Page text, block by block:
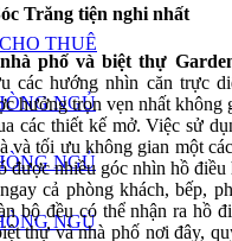
THUÊ
NGỦ
NGỦ
NGỦ
Trăng tiện nghi nhất
phố và biệt thự
các hướng nhìn căn trực
hưởng trọn vẹn nhất không
các thiết kế mở. Việc sử
và tối ưu không gian một
được nhiều góc nhìn hồ
cả phòng khách, bếp,
bộ đều có thể nhận ra hồ
thự và nhà phố nơi đây,